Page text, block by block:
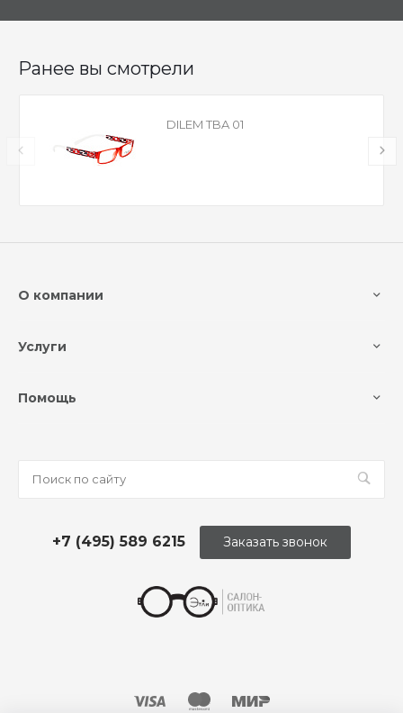
Ранее вы смотрели
DILEM TBA 01
О компании
Услуги
Помощь
+7 (495) 589 6215 Заказать звонок